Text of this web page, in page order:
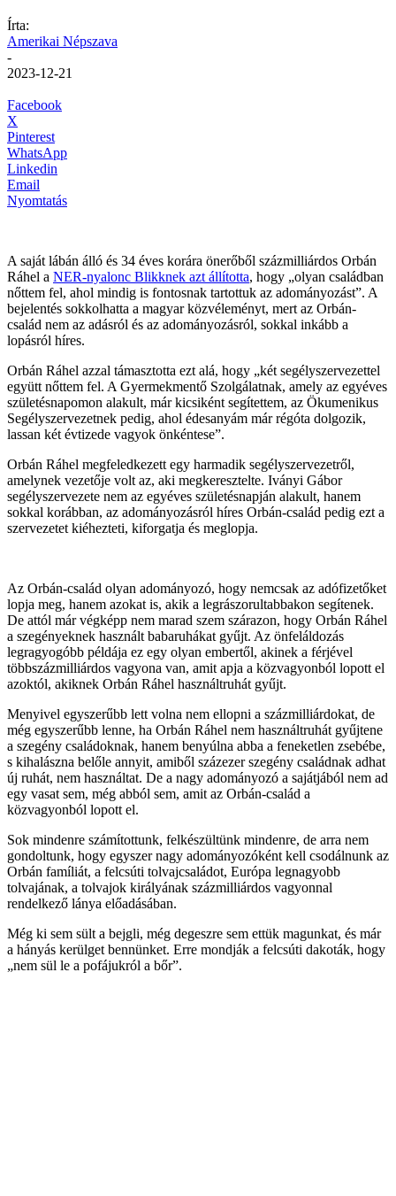
Írta:
Amerikai Népszava
-
2023-12-21
Facebook
X
Pinterest
WhatsApp
Linkedin
Email
Nyomtatás
A saját lábán álló és 34 éves korára önerőből százmilliárdos Orbán
Ráhel a NER-nyalonc Blikknek azt állította, hogy „olyan családban
nőttem fel, ahol mindig is fontosnak tartottuk az adományozást”. A
bejelentés sokkolhatta a magyar közvéleményt, mert az Orbán-
család nem az adásról és az adományozásról, sokkal inkább a
lopásról híres.
Orbán Ráhel azzal támasztotta ezt alá, hogy „két segélyszervezettel
együtt nőttem fel. A Gyermekmentő Szolgálatnak, amely az egyéves
születésnapomon alakult, már kicsiként segítettem, az Ökumenikus
Segélyszervezetnek pedig, ahol édesanyám már régóta dolgozik,
lassan két évtizede vagyok önkéntese”.
Orbán Ráhel megfeledkezett egy harmadik segélyszervezetről,
amelynek vezetője volt az, aki megkeresztelte. Iványi Gábor
segélyszervezete nem az egyéves születésnapján alakult, hanem
sokkal korábban, az adományozásról híres Orbán-család pedig ezt a
szervezetet kiéhezteti, kiforgatja és meglopja.
Az Orbán-család olyan adományozó, hogy nemcsak az adófizetőket
lopja meg, hanem azokat is, akik a legrászorultabbakon segítenek.
De attól már végképp nem marad szem szárazon, hogy Orbán Ráhel
a szegényeknek használt babaruhákat gyűjt. Az önfeláldozás
legragyogóbb példája ez egy olyan embertől, akinek a férjével
többszázmilliárdos vagyona van, amit apja a közvagyonból lopott el
azoktól, akiknek Orbán Ráhel használtruhát gyűjt.
Menyivel egyszerűbb lett volna nem ellopni a százmilliárdokat, de
még egyszerűbb lenne, ha Orbán Ráhel nem használtruhát gyűjtene
a szegény családoknak, hanem benyúlna abba a feneketlen zsebébe,
s kihalászna belőle annyit, amiből százezer szegény családnak adhat
új ruhát, nem használtat. De a nagy adományozó a sajátjából nem ad
egy vasat sem, még abból sem, amit az Orbán-család a
közvagyonból lopott el.
Sok mindenre számítottunk, felkészültünk mindenre, de arra nem
gondoltunk, hogy egyszer nagy adományozóként kell csodálnunk az
Orbán famíliát, a felcsúti tolvajcsaládot, Európa legnagyobb
tolvajának, a tolvajok királyának százmilliárdos vagyonnal
rendelkező lánya előadásában.
Még ki sem sült a bejgli, még degeszre sem ettük magunkat, és már
a hányás kerülget bennünket. Erre mondják a felcsúti dakoták, hogy
„nem sül le a pofájukról a bőr”.